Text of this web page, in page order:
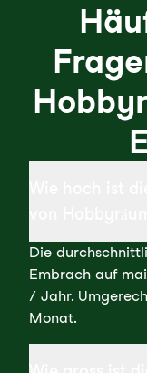
Die
Embrach auf
/ Jahr.
Monat.